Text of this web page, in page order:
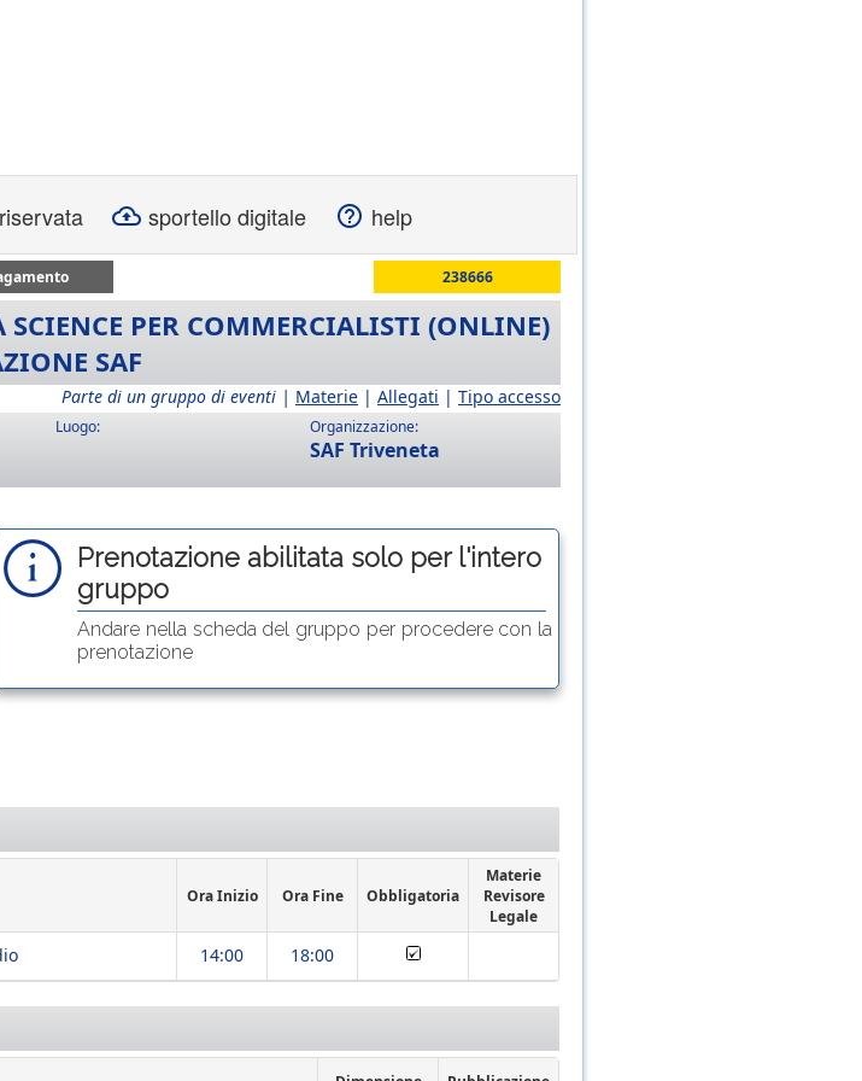
sportello digitale help
238666
PER COMMERCIALISTI (ONLINE)
SAF
Parte di un gruppo di eventi | Materie | Allegati | Tipo accesso
Luogo: Organizzazione:
SAF Triveneta
Prenotazione abilitata solo per l'intero
gruppo
Andare nella scheda del gruppo per procedere con la
prenotazione
Ora Inizio Ora Fine Obbligatoria
Materie
Revisore
Legale
14:00 18:00